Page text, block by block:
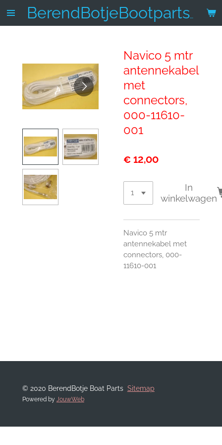
Ga
BerendBotjeBootparts.nl
Navico 5 mtr
antennekabel
met
connectors,
000-11610-
001
€ 12,00
In
winkelwagen
Navico 5 mtr
antennekabel met
connectors, 000-
11610-001
© 2020 BerendBotje Boat Parts Sitemap
Powered by JouwWeb